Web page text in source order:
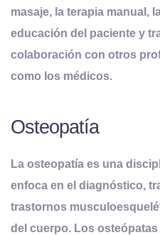
masaje, la terapia manual,
educación del paciente y
colaboración con otros
como los médicos.
Osteopatía
La osteopatía es una
enfoca en el diagnóstico,
trastornos
del cuerpo. Los